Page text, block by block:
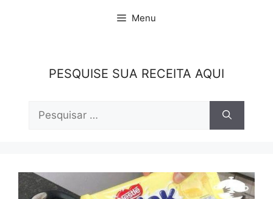
Menu
PESQUISE SUA RECEITA AQUI
por: